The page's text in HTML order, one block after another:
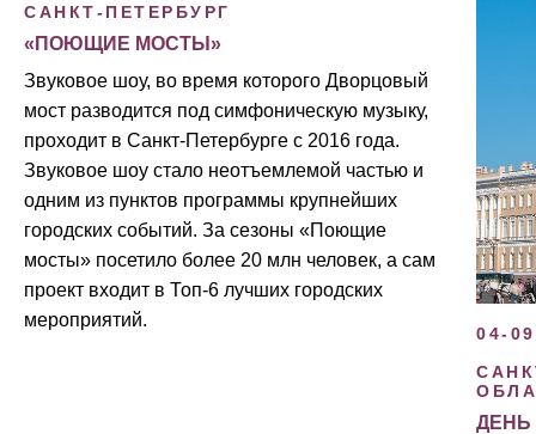
САНКТ-ПЕТЕРБУРГ
«ПОЮЩИЕ МОСТЫ»
Звуковое шоу, во время которого Дворцовый
мост разводится под симфоническую музыку,
проходит в Санкт-Петербурге с 2016 года.
Звуковое шоу стало неотъемлемой частью и
одним из пунктов программы крупнейших
городских событий. За сезоны «Поющие
мосты» посетило более 20 млн человек, а сам
проект входит в Топ-6 лучших городских
мероприятий.
04-